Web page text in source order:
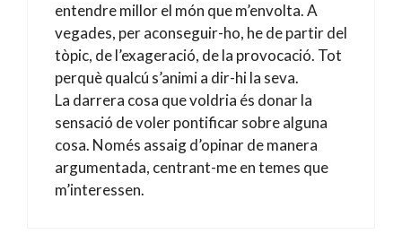
entendre millor el món que m’envolta. A
vegades, per aconseguir-ho, he de partir del
tòpic, de l’exageració, de la provocació. Tot
perquè qualcú s’animi a dir-hi la seva.
La darrera cosa que voldria és donar la
sensació de voler pontificar sobre alguna
cosa. Només assaig d’opinar de manera
argumentada, centrant-me en temes que
m’interessen.